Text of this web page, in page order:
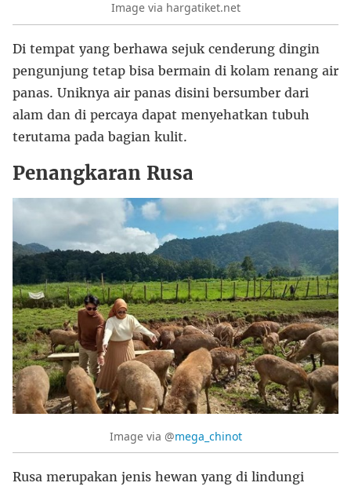
Image via hargatiket.net
Di tempat yang berhawa sejuk cenderung dingin
pengunjung tetap bisa bermain di kolam renang air
panas. Uniknya air panas disini bersumber dari
alam dan di percaya dapat menyehatkan tubuh
terutama pada bagian kulit.
Penangkaran Rusa
Image via @mega_chinot
Rusa merupakan jenis hewan yang di lindungi